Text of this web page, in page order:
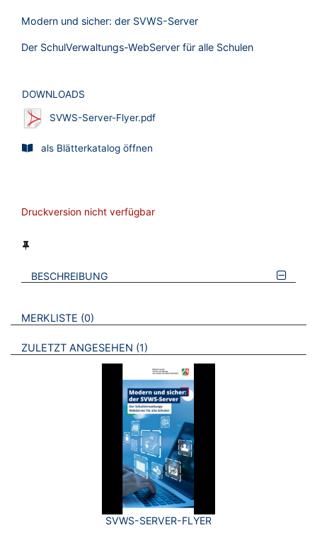
Modern und sicher: der SVWS-Server
Der SchulVerwaltungs-WebServer für alle Schulen
DOWNLOADS
SVWS-Server-Flyer.pdf
als Blätterkatalog öffnen
Druckversion nicht verfügbar
BESCHREIBUNG
VERWEISE AUF VERMERKTE- ODER ZULETZT ANGESEHENE
MERKLISTE 0 BROSCHÜREN
ZULETZT ANGESEHEN 1 BROSCHÜREN
SVWS-SERVER-FLYER